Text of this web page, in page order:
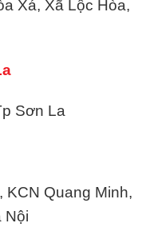
Xá, Xã Lộc Hòa,
Sơn La
Quang Minh,
Nội